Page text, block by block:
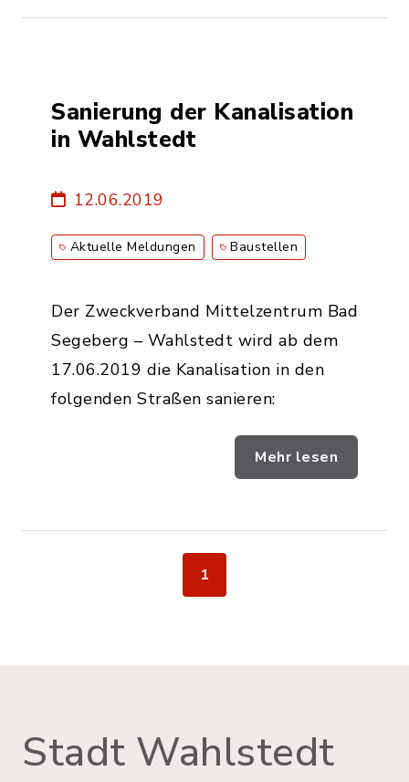
Sanierung der Kanalisation
in Wahlstedt
12.06.2019
Aktuelle Meldungen Baustellen
Der Zweckverband Mittelzentrum Bad
Segeberg – Wahlstedt wird ab dem
17.06.2019 die Kanalisation in den
folgenden Straßen sanieren:
Mehr lesen
1
Stadt Wahlstedt